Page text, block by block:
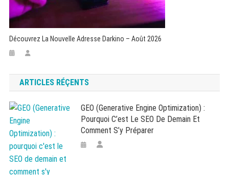
Découvrez La Nouvelle Adresse Darkino – Août 2026
ARTICLES RÉÇENTS
GEO (Generative Engine Optimization) :
Pourquoi C’est Le SEO De Demain Et
Comment S’y Préparer